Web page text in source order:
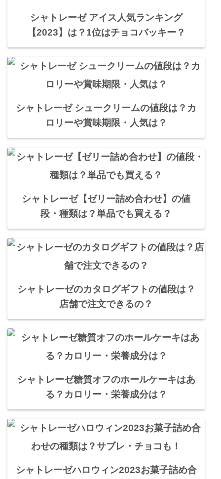
シャトレーゼ アイス人気ランキング
【2023】は？1位はチョコバッキー？
シャトレーゼ シュークリームの値段は？カ
ロリーや賞味期限・人気は？
シャトレーゼ【ゼリー詰め合わせ】の値
段・種類は？単品でも買える？
シャトレーゼのカタログギフトの値段は？
店舗で注文できるの？
シャトレーゼ糖質オフのホールケーキはあ
る？カロリー・栄養成分は？
シャトレーゼハロウィン2023お菓子詰め合